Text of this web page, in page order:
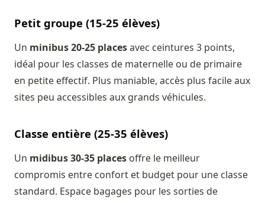
Petit groupe (15-25 élèves)
Un minibus 20-25 placesavec ceintures 3 points,
idéal pour les classes de maternelle ou de primaire
en petite effectif. Plus maniable, accès plus facile aux
sites peu accessibles aux grands véhicules.
Classe entière (25-35 élèves)
Un midibus 30-35 places offre le meilleur
compromis entre confort et budget pour une classe
standard. Espace bagages pour les sorties de